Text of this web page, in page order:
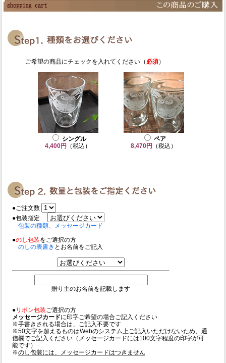
ご希望の商品にチェックを入れてください（ 必須）
シングル
4,400円
（税込）
ペア
8,470円
（税込）
●ご注文数
●包装指定
包装の種類、メッセージカード
●のし包装をご選択の方
のしの表書き とお名前をご記入
贈り主のお名前を記載します
●リボン包装ご選択の方
メッセージカードに印字ご希望の場合ご記入ください
※手書きされる場合は、ご記入不要です
※50文字を超えるものはWebのシステム上ご記入いただけないため、通
信欄でご記入ください（メッセージカードには100文字程度の印字が可
能です）
※のし包装には、メッセージカードはつきません